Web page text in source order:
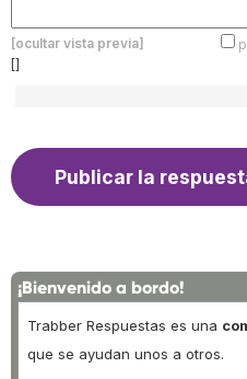
[ocultar vista previa]
[]
¡Bienvenido a bordo!
Trabber Respuestas es una
que se ayudan unos a otros.